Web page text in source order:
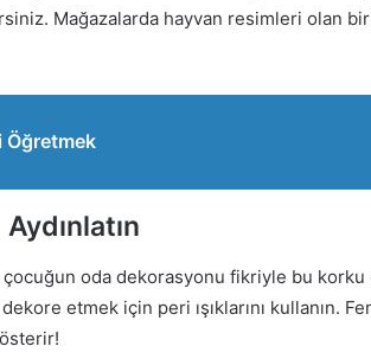
Mağazalarda hayvan resimleri olan
Öğretmek
çocuğun oda dekorasyonu fikriyle bu korku
etmek için peri ışıklarını kullanın.